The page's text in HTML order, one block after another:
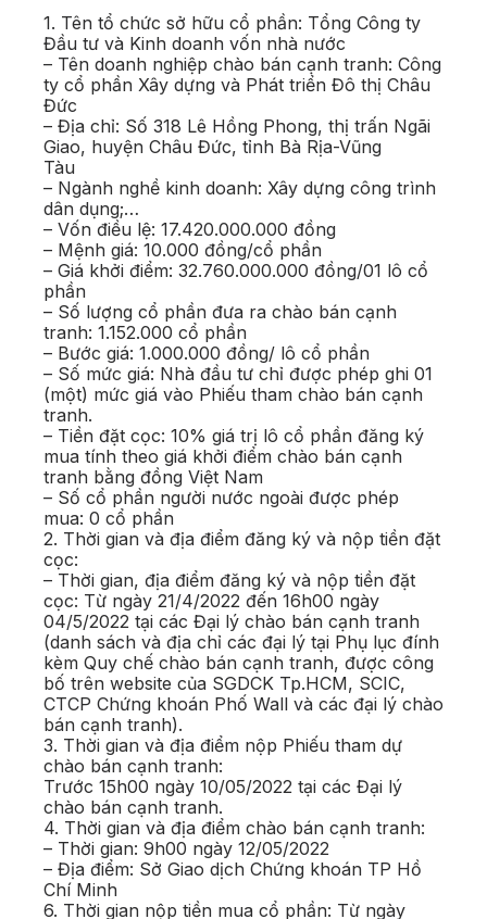
1. Tên tổ chức sở hữu cổ phần: Tổng Công ty
Đầu tư và Kinh doanh vốn nhà nước
– Tên doanh nghiệp chào bán cạnh tranh: Công
ty cổ phần Xây dựng và Phát triển Đô thị Châu
Đức
– Địa chỉ: Số 318 Lê Hồng Phong, thị trấn Ngãi
Giao, huyện Châu Đức, tỉnh Bà Rịa-Vũng
Tàu
– Ngành nghề kinh doanh: Xây dựng công trình
dân dụng;…
– Vốn điều lệ: 17.420.000.000 đồng
– Mệnh giá: 10.000 đồng/cổ phần
– Giá khởi điểm: 32.760.000.000 đồng/01 lô cổ
phần
– Số lượng cổ phần đưa ra chào bán cạnh
tranh: 1.152.000 cổ phần
– Bước giá: 1.000.000 đồng/ lô cổ phần
– Số mức giá: Nhà đầu tư chỉ được phép ghi 01
(một) mức giá vào Phiếu tham chào bán cạnh
tranh.
– Tiền đặt cọc: 10% giá trị lô cổ phần đăng ký
mua tính theo giá khởi điểm chào bán cạnh
tranh bằng đồng Việt Nam
– Số cổ phần người nước ngoài được phép
mua: 0 cổ phần
2. Thời gian và địa điểm đăng ký và nộp tiền đặt
cọc:
– Thời gian, địa điểm đăng ký và nộp tiền đặt
cọc: Từ ngày 21/4/2022 đến 16h00 ngày
04/5/2022 tại các Đại lý chào bán cạnh tranh
(danh sách và địa chỉ các đại lý tại Phụ lục đính
kèm Quy chế chào bán cạnh tranh, được công
bố trên website của SGDCK Tp.HCM, SCIC,
CTCP Chứng khoán Phố Wall và các đại lý chào
bán cạnh tranh).
3. Thời gian và địa điểm nộp Phiếu tham dự
chào bán cạnh tranh:
Trước 15h00 ngày 10/05/2022 tại các Đại lý
chào bán cạnh tranh.
4. Thời gian và địa điểm chào bán cạnh tranh:
– Thời gian: 9h00 ngày 12/05/2022
– Địa điểm: Sở Giao dịch Chứng khoán TP Hồ
Chí Minh
6. Thời gian nộp tiền mua cổ phần: Từ ngày